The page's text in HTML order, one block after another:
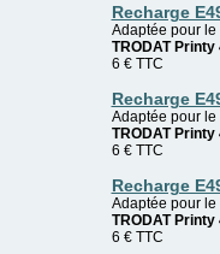
Recharge
Adaptée pour le
TRODAT Printy
6 €TTC
Recharge
Adaptée pour le
TRODAT Printy
6 €TTC
Recharge
Adaptée pour le
TRODAT Printy
6 €TTC